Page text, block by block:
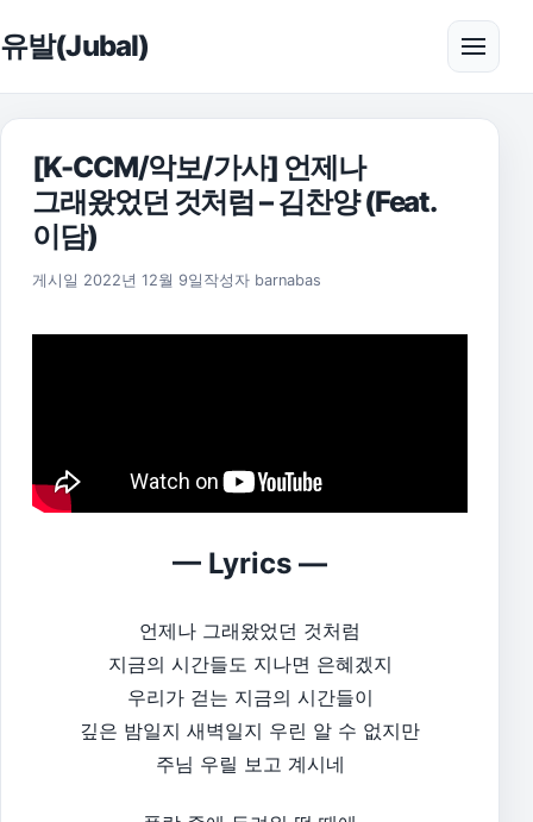
유발(Jubal) 메뉴
[K-CCM/악보/가사] 언제나
그래왔었던 것처럼 – 김찬양 (Feat.
이담)
게시일 2022년 12월 9일 2025년 11월 17일
작성자 barnabas
— Lyrics —
언제나 그래왔었던 것처럼
지금의 시간들도 지나면 은혜겠지
우리가 걷는 지금의 시간들이
깊은 밤일지 새벽일지 우린 알 수 없지만
주님 우릴 보고 계시네